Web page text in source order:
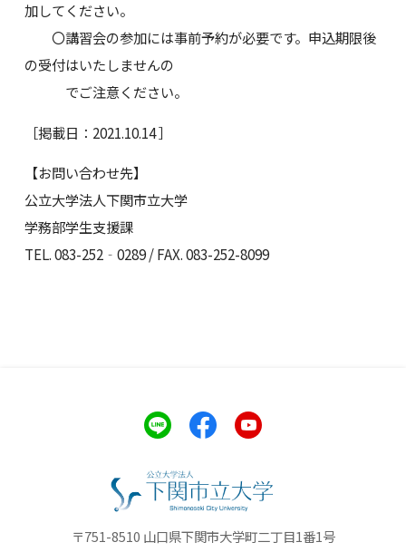
加してください。
〇講習会の参加には事前予約が必要です。申込期限後
の受付はいたしませんの
でご注意ください。
［掲載日：2021.10.14 ］
【お問い合わせ先】
公立大学法人下関市立大学
学務部学生支援課
TEL. 083-252‐0289 / FAX. 083-252-8099
〒751-8510 山口県下関市大学町二丁目1番1号